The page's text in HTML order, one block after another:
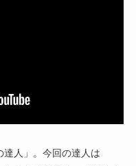
人」。今回の達人は